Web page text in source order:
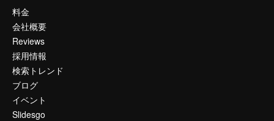
料金
会社概要
Reviews
採用情報
検索トレンド
ブログ
イベント
Slidesgo